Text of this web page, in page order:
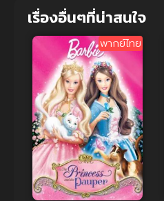
เรื่องอื่นๆที่น่าสนใจ
พากย์ไทย